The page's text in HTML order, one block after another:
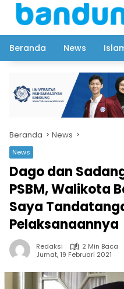
Langsung
Beranda
News
Beranda News
News
Dago dan
PSBM, Walikota
Saya
Pelaksanaannya
Redaksi
2 Min Baca
Jumat, 19 Februari 2021